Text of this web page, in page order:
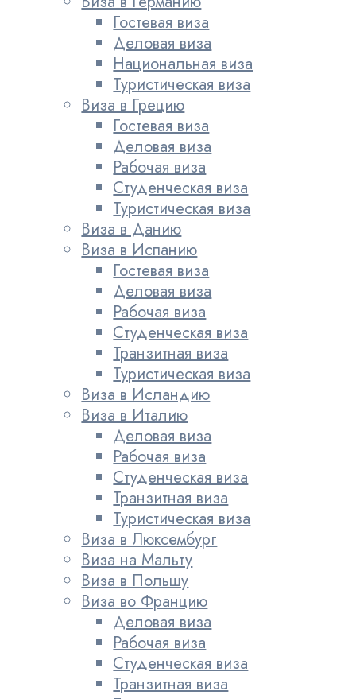
Гостевая виза
Деловая виза
Национальная виза
Туристическая виза
Виза в Грецию
Гостевая виза
Деловая виза
Рабочая виза
Студенческая виза
Туристическая виза
Виза в Данию
Виза в Испанию
Гостевая виза
Деловая виза
Рабочая виза
Студенческая виза
Транзитная виза
Туристическая виза
Виза в Исландию
Виза в Италию
Деловая виза
Рабочая виза
Студенческая виза
Транзитная виза
Туристическая виза
Виза в Люксембург
Виза на Мальту
Виза в Польшу
Виза во Францию
Деловая виза
Рабочая виза
Студенческая виза
Транзитная виза